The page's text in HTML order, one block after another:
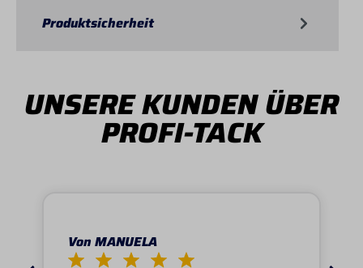
Produktsicherheit
UNSERE KUNDEN ÜBER
PROFI-TACK
Von MANUELA